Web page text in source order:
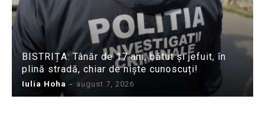
BISTRIȚA: Tânăr de 17 ani, bătut și jefuit, în
plină stradă, chiar de niște cunoscuți!
Iulia Hoha - august 7, 2026